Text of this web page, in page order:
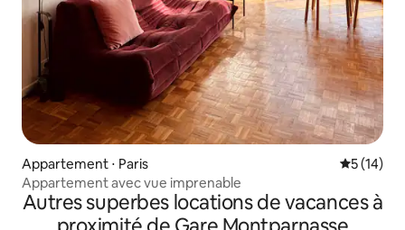
Appartement ⋅ Paris
5 (14)
Appartement avec vue imprenable
Autres superbes locations de vacances à